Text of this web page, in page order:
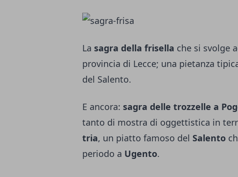
La sagra della frisella che si svolge
provincia di Lecce; una pietanza
del Salento.
E ancora: sagra delle trozzelle a
tanto di mostra di oggettistica in
tria, un piatto famoso del Salento
periodo a Ugento.